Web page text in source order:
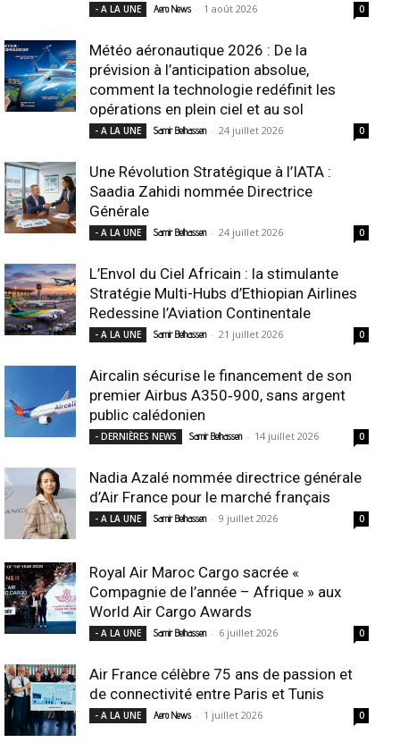
- A LA UNE Aero News - 1 août 2026 0
Météo aéronautique 2026 : De la
prévision à l’anticipation absolue,
comment la technologie redéfinit les
opérations en plein ciel et au sol
- A LA UNE Samir Belhassen - 24 juillet 2026 0
Une Révolution Stratégique à l’IATA :
Saadia Zahidi nommée Directrice
Générale
- A LA UNE Samir Belhassen - 24 juillet 2026 0
L’Envol du Ciel Africain : la stimulante
Stratégie Multi-Hubs d’Ethiopian Airlines
Redessine l’Aviation Continentale
- A LA UNE Samir Belhassen - 21 juillet 2026 0
Aircalin sécurise le financement de son
premier Airbus A350‑900, sans argent
public calédonien
- DERNIÈRES NEWS Samir Belhassen - 14 juillet 2026 0
Nadia Azalé nommée directrice générale
d’Air France pour le marché français
- A LA UNE Samir Belhassen - 9 juillet 2026 0
Royal Air Maroc Cargo sacrée «
Compagnie de l’année – Afrique » aux
World Air Cargo Awards
- A LA UNE Samir Belhassen - 6 juillet 2026 0
Air France célèbre 75 ans de passion et
de connectivité entre Paris et Tunis
- A LA UNE Aero News - 1 juillet 2026 0